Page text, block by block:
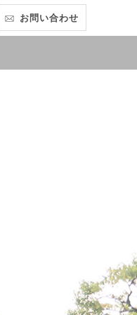
お問い合わせ